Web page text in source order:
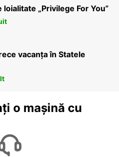
loialitate „Privilege For You”
vacanța în Statele
o mașină cu